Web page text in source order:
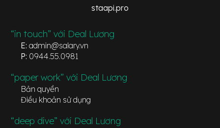
staapi.pro
“in touch” với Deal Lương
E: admin@salary.vn
P: 0944.55.0981
“paper work” với Deal Lương
Bản quyền
Điều khoản sử dụng
“deep dive” với Deal Lương